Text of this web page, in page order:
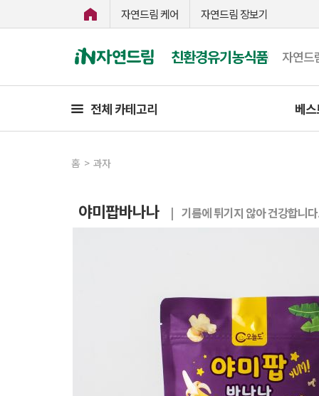
자연드림 케어 자연드림 장보기
친환경유기농식품 자연드
전체 카테고리 베
홈 > 과자
야미팝바나나 | 기름에 튀기지 않아 건강합니